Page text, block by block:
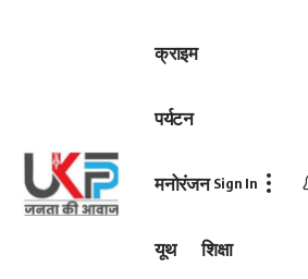
क्राइम
पर्यटन
मनोरंजन
यूथ शिक्षा
Sign In